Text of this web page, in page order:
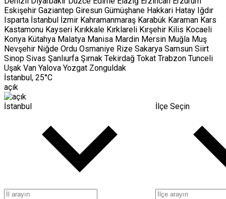
Eskişehir Gaziantep Giresun Gümüşhane Hakkari Hatay Iğdır
Isparta İstanbul İzmir Kahramanmaraş Karabük Karaman Kars
Kastamonu Kayseri Kırıkkale Kırklareli Kırşehir Kilis Kocaeli
Konya Kütahya Malatya Manisa Mardin Mersin Muğla Muş
Nevşehir Niğde Ordu Osmaniye Rize Sakarya Samsun Siirt
Sinop Sivas Şanlıurfa Şırnak Tekirdağ Tokat Trabzon Tunceli
Uşak Van Yalova Yozgat Zonguldak
İstanbul, 25°C
açık
İstanbul
İlçe Seçin